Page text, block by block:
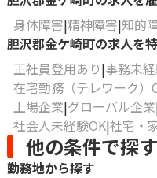
身体障害 精神障害 知的
胆沢郡金ケ崎町の求人を
正社員登用あり 事務未
在宅勤務（テレワーク）
上場企業 グローバル企業
社会人未経験OK 社宅・
他の条件で探す
勤務地から探す